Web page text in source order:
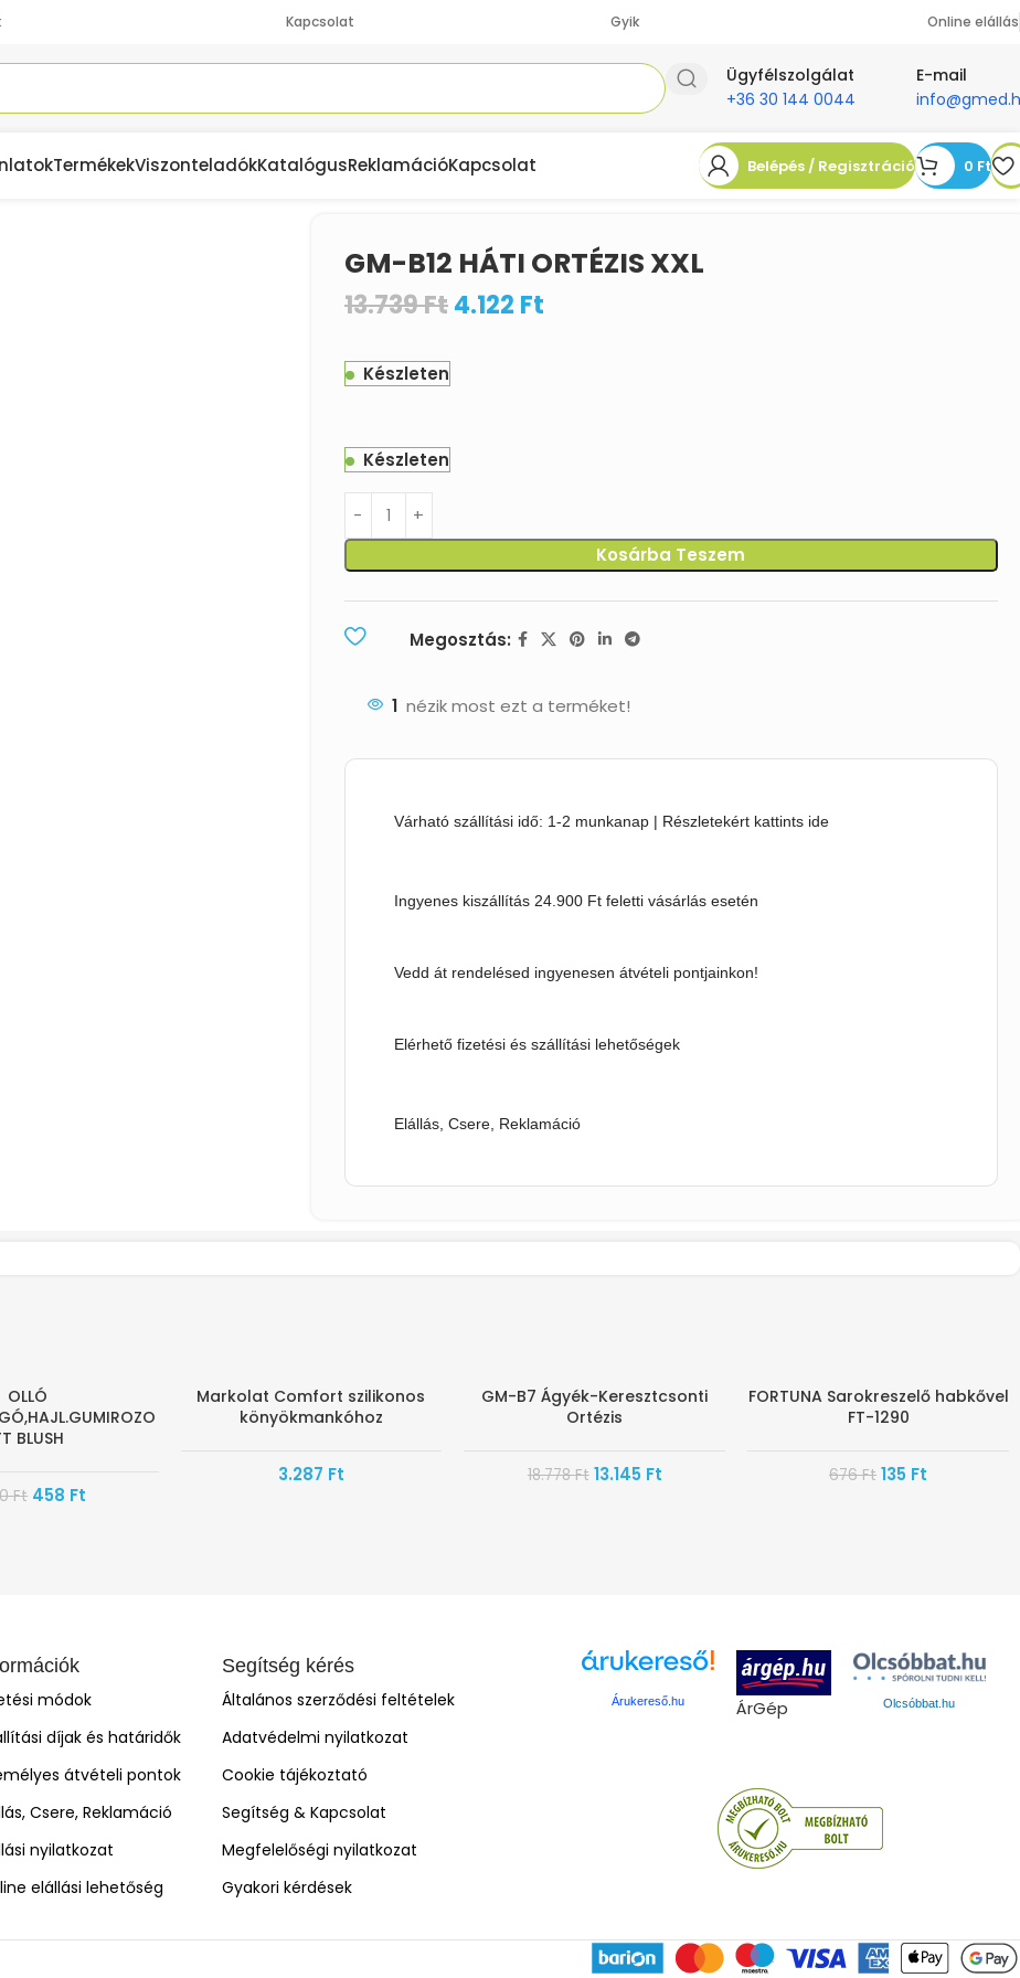
Kapcsolat Gyik Online elállás
Ügyfélszolgálat
+36 30 144 0044
E-mail
TermékekViszonteladókKatalógusReklamációKapcsolat Belépés / Regisztráció 0 Ft
GM-B12 HÁTI ORTÉZIS XXL
13.739Ft4.122 Ft
Készleten
Készleten
Kosárba Teszem
Megosztás:
1 nézik most ezt a terméket!
Várható szállítási idő: 1-2 munkanap | Részletekért kattints ide
Ingyenes kiszállítás 24.900 Ft feletti vásárlás esetén
Vedd át rendelésed ingyenesen átvételi pontjainkon!
Elérhető fizetési és szállítási lehetőségek
Elállás, Csere, Reklamáció
OLLÓ
BLUSH
Ft 458 Ft
Markolat Comfort szilikonos
könyökmankóhoz
3.287 Ft
-30%
GM-B7 Ágyék-Keresztcsonti
Ortézis
18.778Ft 13.145 Ft
-80%
FORTUNA Sarokreszelő habkővel
FT-1290
676Ft 135 Ft
módok
díjak és határidők
átvételi pontok
Csere, Reklamáció
nyilatkozat
elállási lehetőség
Segítség kérés
Általános szerződési feltételek
Adatvédelmi nyilatkozat
Cookie tájékoztató
Segítség & Kapcsolat
Megfelelőségi nyilatkozat
Gyakori kérdések
Árukereső.hu ÁrGép Olcsóbbat.hu